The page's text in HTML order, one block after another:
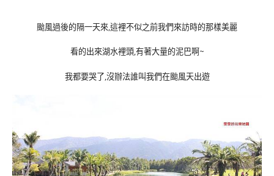
颱風過後的隔一天來,這裡不似之前我們來訪時的那樣美麗
看的出來湖水裡頭,有著大量的泥巴啊~
我都要哭了,沒辦法誰叫我們在颱風天出遊